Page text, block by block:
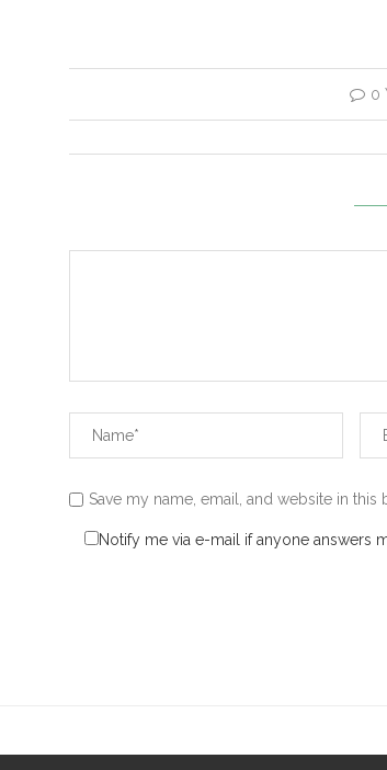
0
Save my name, email, and website in
Notify me via e-mail if anyone answers